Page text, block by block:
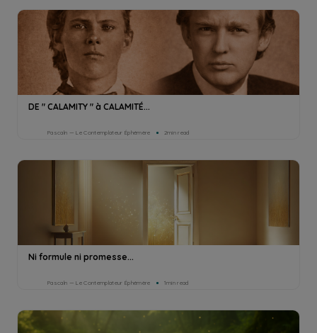
DE " CALAMITY " à CALAMITÉ...
Pascaln — Le Contemplateur Éphémère 2min read
Ni formule ni promesse...
Pascaln — Le Contemplateur Éphémère 1min read